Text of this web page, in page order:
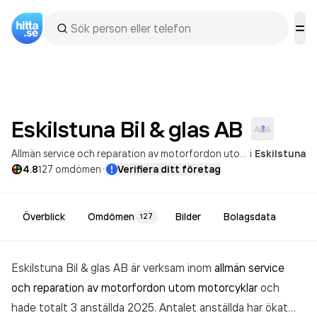
Eskilstuna Bil & glasAB
i Eskilstuna
4.8127 omdömen· Verifiera ditt företag
Överblick Omdömen 127 Bilder Bolagsdata
Eskilstuna Bil & glas AB är verksam inom allmän service
och reparation av motorfordon utom motorcyklaroch
hade totalt 3 anställda 2025. Antalet anställda har ökat